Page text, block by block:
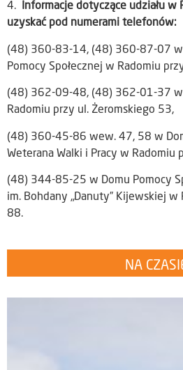
4. Informacje dotyczące udziału w
uzyskać pod numerami telefonów:
(48) 360-83-14, (48) 360-87-07 w
Pomocy Społecznej w Radomiu
(48) 362-09-48, (48) 362-01-37 w
Radomiu przy ul. Żeromskiego 53,
(48) 360-45-86 wew. 47, 58 w
Weterana Walki i Pracy w Radomiu
(48) 344-85-25 w Domu Pomocy
im. Bohdany „Danuty” Kijewskiej w
88.
NA